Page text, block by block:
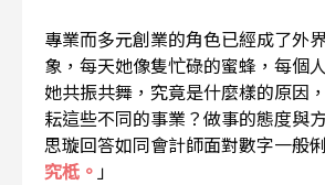
專業而多元創業的角色已經成了外
象，每天她像隻忙碌的蜜蜂，每個
她共振共舞，究竟是什麼樣的原因
耘這些不同的事業？做事的態度與
思璇回答如同會計師面對數字一般
究柢。 」